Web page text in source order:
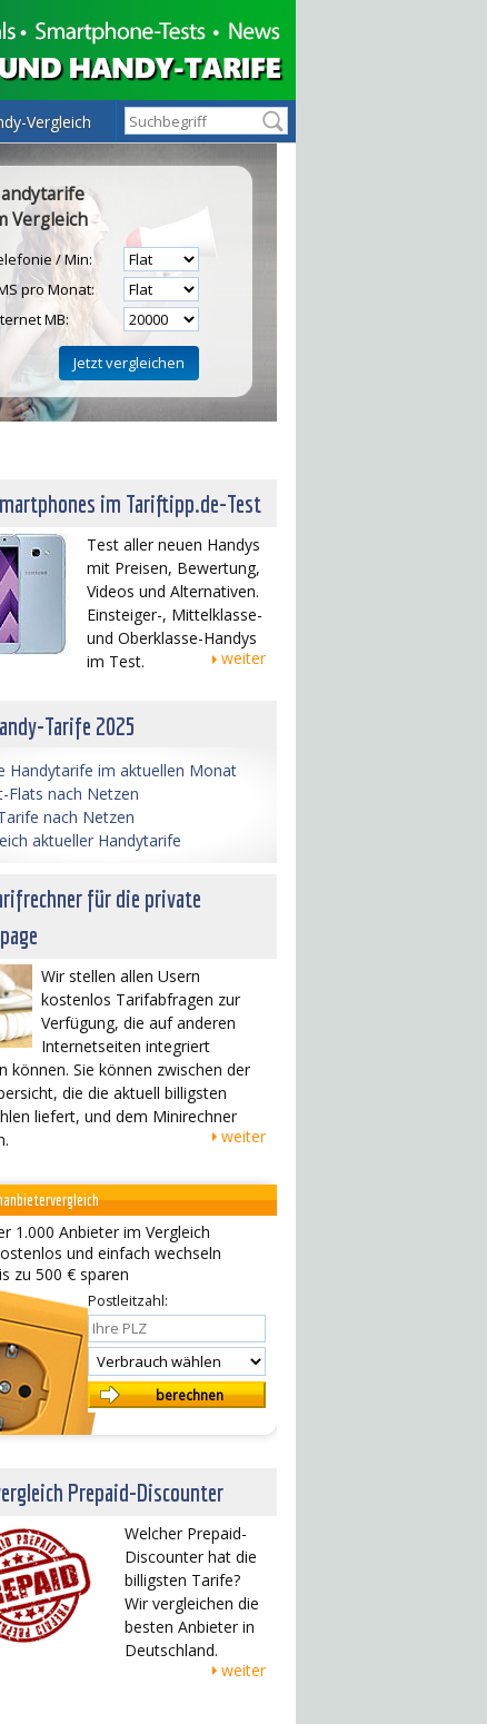
Vergleich
Vergleich
/ Min:
pro Monat:
MB:
im Tariftipp.de-Test
Test aller neuen Handys
mit Preisen, Bewertung,
Videos und Alternativen.
Einsteiger-, Mittelklasse-
und Oberklasse-Handys
im Test.
weiter
Tarife 2025
Handytarife im aktuellen Monat
Flats nach Netzen
nach Netzen
aktueller Handytarife
für die private
Wir stellen allen Usern
kostenlos Tarifabfragen zur
Verfügung, die auf anderen
Internetseiten integriert
können. Sie können zwischen der
die die aktuell billigsten
liefert, und dem Minirechner
weiter
1.000 Anbieter im Vergleich
und einfach wechseln
zu 500 € sparen
Postleitzahl:
Prepaid-Discounter
Welcher Prepaid-
Discounter hat die
billigsten Tarife?
Wir vergleichen die
besten Anbieter in
Deutschland.
weiter